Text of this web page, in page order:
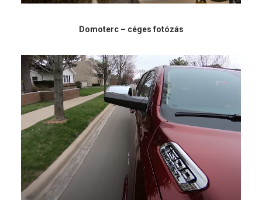
Domoterc – céges fotózás